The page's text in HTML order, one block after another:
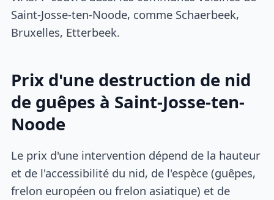
Saint-Josse-ten-Noode, comme Schaerbeek,
Bruxelles, Etterbeek.
Prix d'une destruction de nid
de guêpes à Saint-Josse-ten-
Noode
Le prix d'une intervention dépend de la hauteur
et de l'accessibilité du nid, de l'espèce (guêpes,
frelon européen ou frelon asiatique) et de